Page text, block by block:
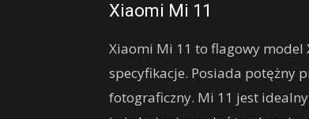
Xiaomi Mi 11
Xiaomi Mi 11 to flagowy model
specyfikacje. Posiada potężny
fotograficzny. Mi 11 jest